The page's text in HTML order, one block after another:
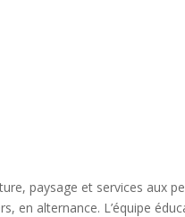
paysage et services aux
en alternance. L’équipe